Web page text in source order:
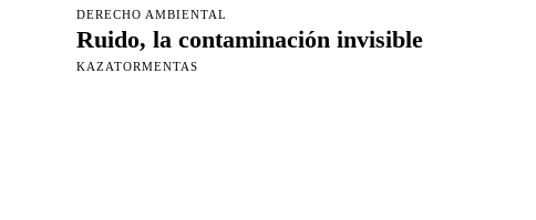
DERECHO AMBIENTAL
Ruido, la contaminación invisible
KAZATORMENTAS